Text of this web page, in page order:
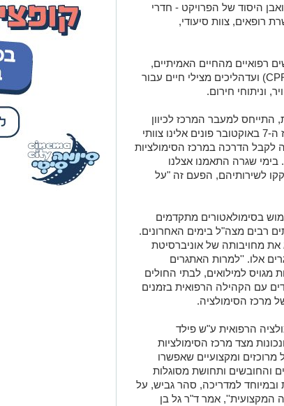
היסוד של הפרויקט - חדרי
רופאים, צוות סיעודי,
רפואיים מהחיים האמיתיים,
החל משליטה בטכניקות של החייאת לב-ריאה (CPR) ועדהליכים מצילי חיים עבור
וניתוחי חירום.
התייחס למעבר המרכז לכיוון
מתקן אימונים בסגנון בית חולים שדה ואמר: "מאז ה-7 באוקטובר פונים אלינו צוותי
לקבל הדרכה במרכז הסימולציות
שגרה התאמנו אצלנו
לשירותיהם, הפעם זה "על
בסימולאטורים מתקדמים
רבים מצה"ל בימים האחרונים.
את מחויבותה של אוניברסיטת
אלו. ''למרות האתגרים
מגויס למילואים, לבתי החולים
עם הקהילה הרפואית בזמנים
מרכז הסימולציה.
הרפואית ע"ש פילד
מצד מרכז הסימולציות
מרוכזים ומקצועיים שאפשרו
והחובשים ותחושת מסוגלות
ובמיוחד למדריכה, סהר גביש, על
המקצועית'', אמר ד"ר גל בן